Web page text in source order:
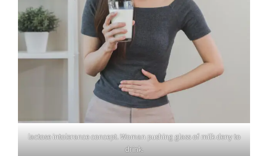
lactose intolerance concept. Woman pushing glass of milk deny to
drink.